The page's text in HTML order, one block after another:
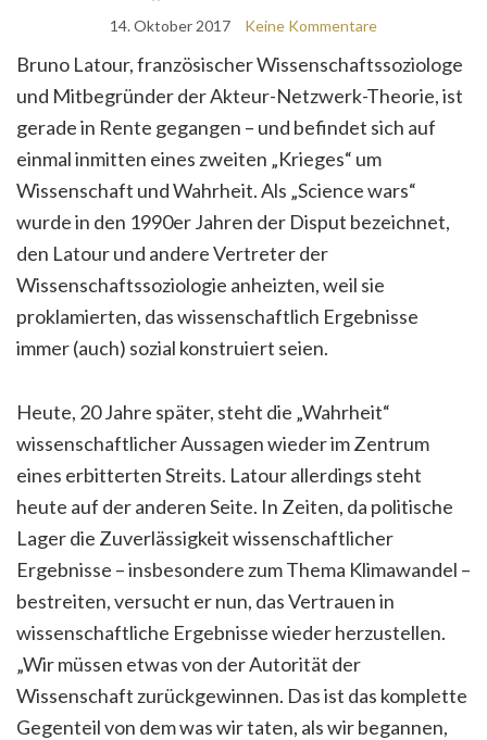
14. Oktober 2017 Keine Kommentare
Bruno Latour, französischer Wissenschaftssoziologe
und Mitbegründer der Akteur-Netzwerk-Theorie, ist
gerade in Rente gegangen – und befindet sich auf
einmal inmitten eines zweiten „Krieges“ um
Wissenschaft und Wahrheit. Als „Science wars“
wurde in den 1990er Jahren der Disput bezeichnet,
den Latour und andere Vertreter der
Wissenschaftssoziologie anheizten, weil sie
proklamierten, das wissenschaftlich Ergebnisse
immer (auch) sozial konstruiert seien.
Heute, 20 Jahre später, steht die „Wahrheit“
wissenschaftlicher Aussagen wieder im Zentrum
eines erbitterten Streits. Latour allerdings steht
heute auf der anderen Seite. In Zeiten, da politische
Lager die Zuverlässigkeit wissenschaftlicher
Ergebnisse – insbesondere zum Thema Klimawandel –
bestreiten, versucht er nun, das Vertrauen in
wissenschaftliche Ergebnisse wieder herzustellen.
„Wir müssen etwas von der Autorität der
Wissenschaft zurückgewinnen. Das ist das komplette
Gegenteil von dem was wir taten, als wir begannen,